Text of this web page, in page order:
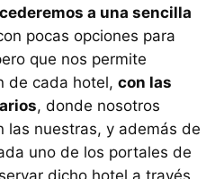
a una sencilla
pocas opciones para
que nos permite
de cada hotel, con las
, donde nosotros
las nuestras, y además de
uno de los portales de
dicho hotel a través